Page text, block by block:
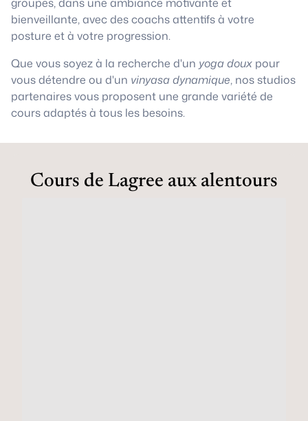
bienveillante, avec des coachs attentifs à votre
posture et à votre progression.
Que vous soyez à la recherche d'un yoga doux pour
vous détendre ou d'un vinyasa dynamique, nos studios
partenaires vous proposent une grande variété de
cours adaptés à tous les besoins.
Cours de Lagree aux alentours